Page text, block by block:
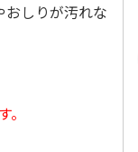
おしりが汚れな